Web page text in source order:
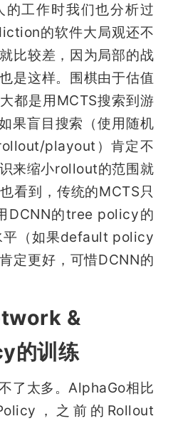
工作时我们也分析过
的软件大局观还不
比较差，因为局部的战
是这样。围棋由于估值
都是用MCTS搜索到游
果盲目搜索（使用随机
playout）肯定不
来缩小rollout的范围就
看到，传统的MCTS只
DCNN的tree policy的
平（如果default policy
定更好，可惜DCNN的
&
的训练
了太多。AlphaGo相比
，之前的Rollout